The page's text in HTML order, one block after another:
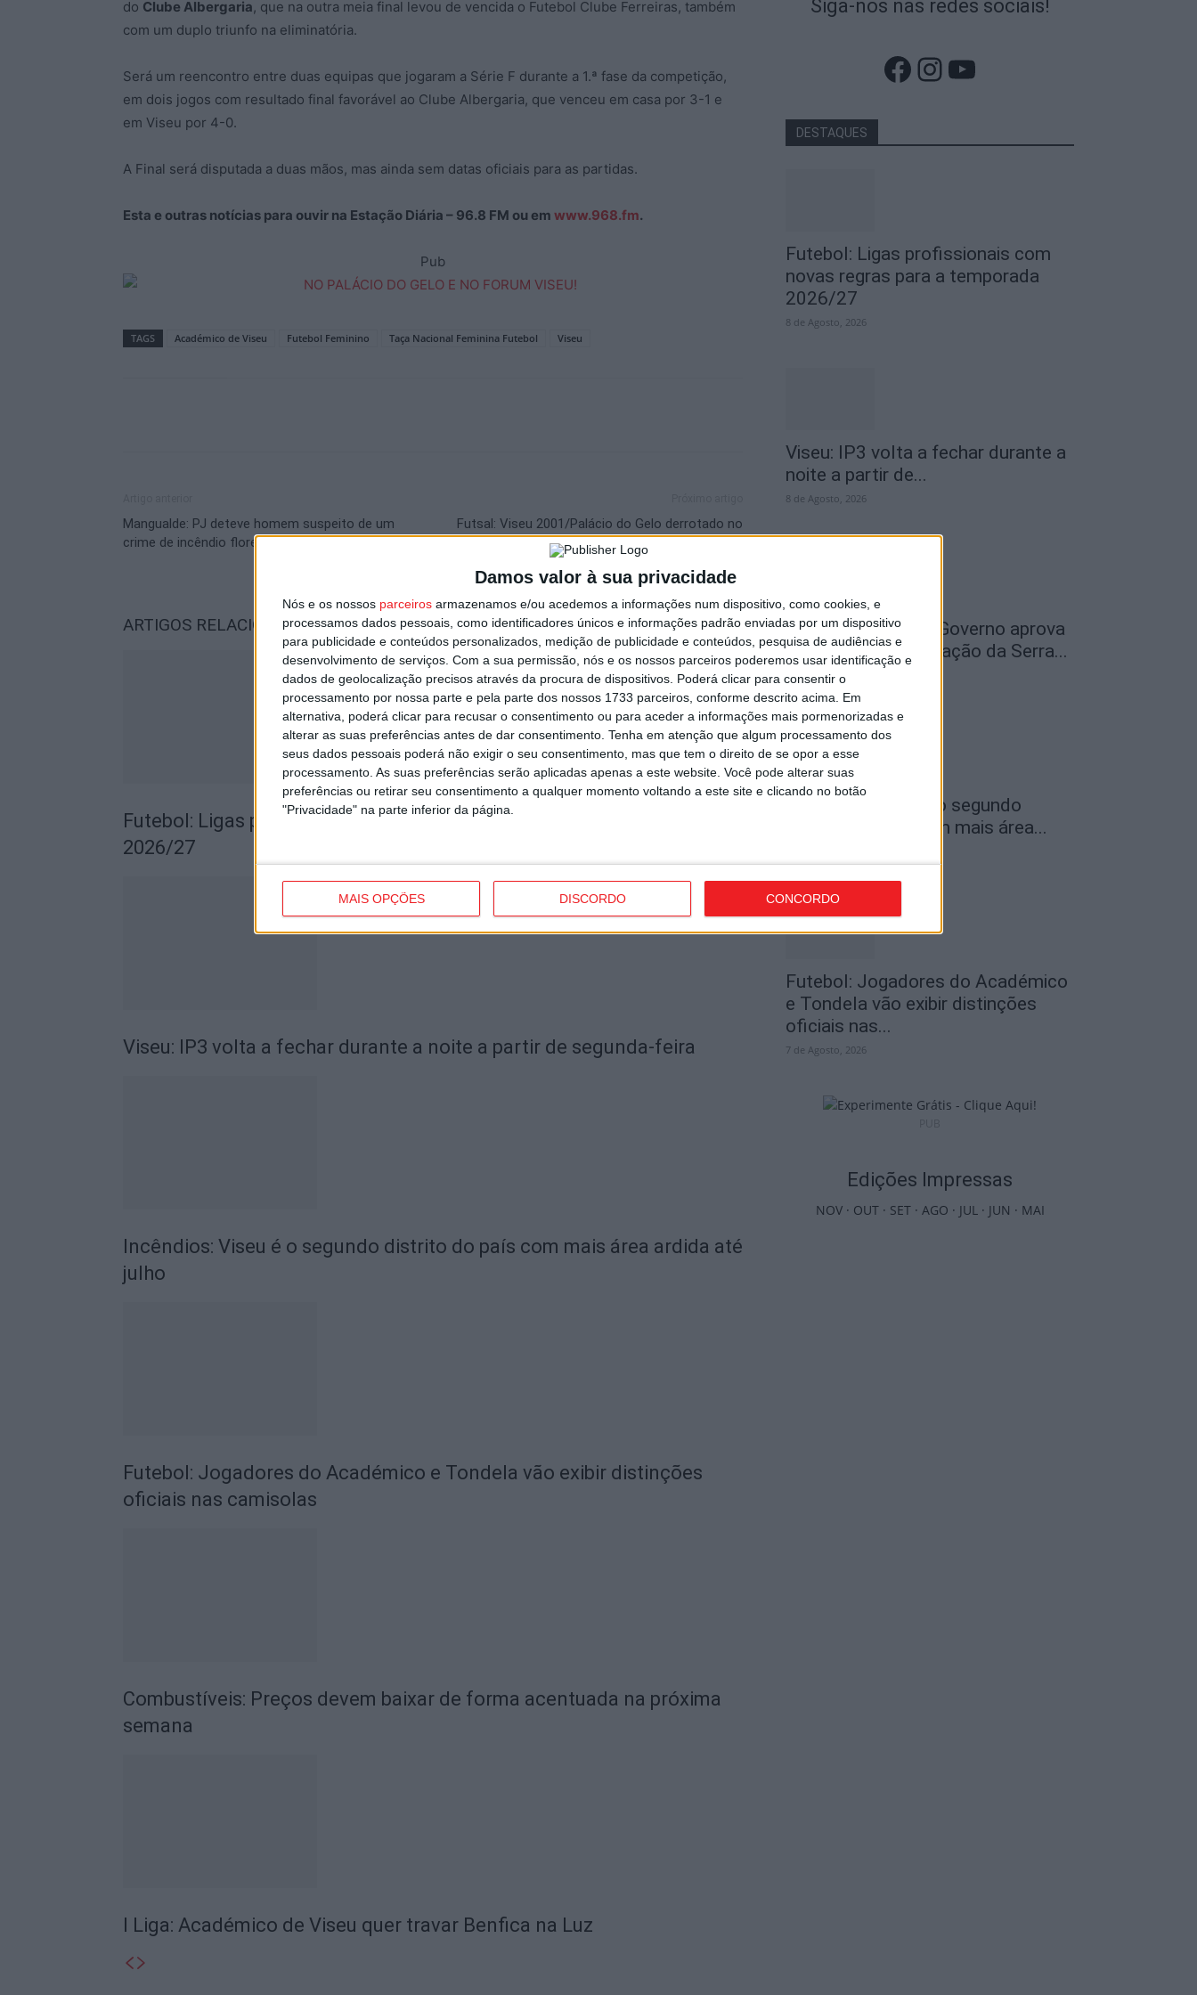
Damos valor à sua privacidade
Nós e os nossos parceiros armazenamos e/ou acedemos a informações num dispositivo, como cookies, e
processamos dados pessoais, como identificadores únicos e informações padrão enviadas por um dispositivo
para publicidade e conteúdos personalizados, medição de publicidade e conteúdos, pesquisa de audiências e
desenvolvimento de serviços. Com a sua permissão, nós e os nossos parceiros poderemos usar identificação e
dados de geolocalização precisos através da procura de dispositivos. Poderá clicar para consentir o
processamento por nossa parte e pela parte dos nossos 1733 parceiros, conforme descrito acima. Em
alternativa, poderá clicar para recusar o consentimento ou para aceder a informações mais pormenorizadas e
alterar as suas preferências antes de dar consentimento. Tenha em atenção que algum processamento dos
seus dados pessoais poderá não exigir o seu consentimento, mas que tem o direito de se opor a esse
processamento. As suas preferências serão aplicadas apenas a este website. Você pode alterar suas
preferências ou retirar seu consentimento a qualquer momento voltando a este site e clicando no botão
"Privacidade" na parte inferior da página.
MAIS OPÇÕES DISCORDO CONCORDO
do Clube Albergaria, que na outra meia final levou de vencida o Futebol Clube Ferreiras, também
com um duplo triunfo na eliminatória.
Será um reencontro entre duas equipas que jogaram a Série F durante a 1.ª fase da competição,
em dois jogos com resultado final favorável ao Clube Albergaria, que venceu em casa por 3-1 e
em Viseu por 4-0.
A Final será disputada a duas mãos, mas ainda sem datas oficiais para as partidas.
Esta e outras notícias para ouvir na Estação Diária – 96.8 FM ou em www.968.fm.
Pub
TAGS Académico de Viseu Futebol Feminino Taça Nacional Feminina Futebol Viseu
Mangualde: PJ deteve homem suspeito de um
crime de incêndio florestal
Futsal: Viseu 2001/Palácio do Gelo derrotado no
arranque do Apuramento de Campeão
ARTIGOS RELACIONADOSMais do autor
Futebol: Ligas profissionais com novas regras para a temporada
2026/27
Viseu: IP3 volta a fechar durante a noite a partir de segunda-feira
Incêndios: Viseu é o segundo distrito do país com mais área ardida até
julho
Futebol: Jogadores do Académico e Tondela vão exibir distinções
oficiais nas camisolas
Combustíveis: Preços devem baixar de forma acentuada na próxima
semana
I Liga: Académico de Viseu quer travar Benfica na Luz
Siga-nos nas redes sociais!
Facebook
Instagram
YouTube
DESTAQUES
Futebol: Ligas profissionais com
novas regras para a temporada
2026/27
8 de Agosto, 2026
Viseu: IP3 volta a fechar durante a
noite a partir de...
8 de Agosto, 2026
São Pedro do Sul: Governo aprova
Centro de Interpretação da Serra...
8 de Agosto, 2026
Incêndios: Viseu é o segundo
distrito do país com mais área...
Futebol: Jogadores do Académico
e Tondela vão exibir distinções
oficiais nas...
7 de Agosto, 2026
Edições Impressas
NOV· OUT· SET· AGO · JUL· JUN · MAI